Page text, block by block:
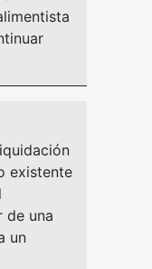
existente
de una
un